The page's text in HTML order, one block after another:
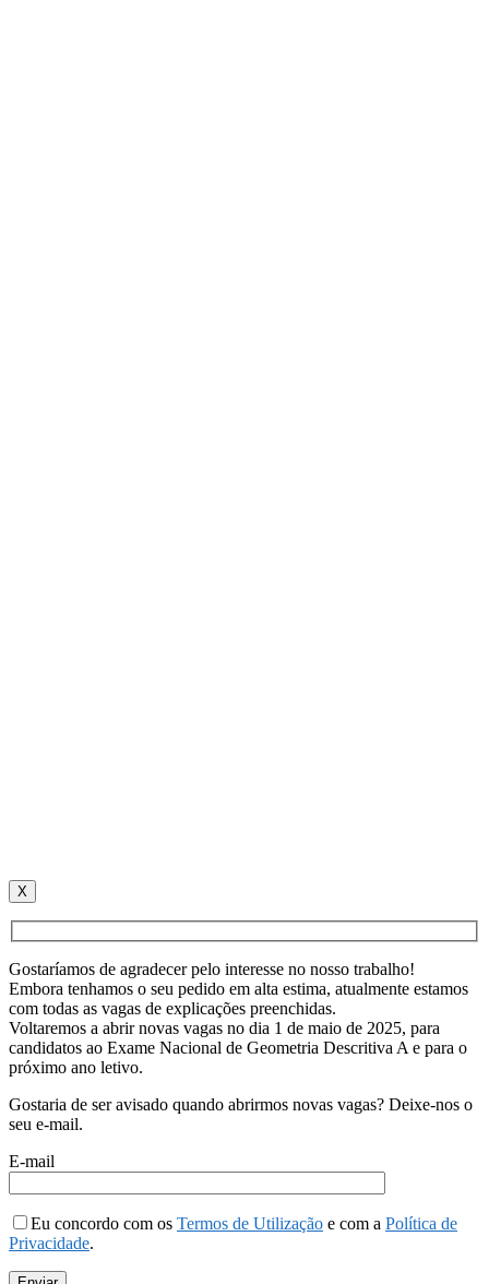
X
Gostaríamos de agradecer pelo interesse no nosso trabalho!
Embora tenhamos o seu pedido em alta estima, atualmente estamos
com todas as vagas de explicações preenchidas.
Voltaremos a abrir novas vagas no dia 1 de maio de 2025, para
candidatos ao Exame Nacional de Geometria Descritiva A e para o
próximo ano letivo.
Gostaria de ser avisado quando abrirmos novas vagas? Deixe-nos o
seu e-mail.
E-mail
Eu concordo com os Termos de Utilização e com a Política de
Privacidade.